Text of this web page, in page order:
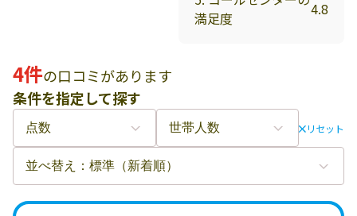
満足度
4.8
4件の口コミがあります
条件を指定して探す
リセット